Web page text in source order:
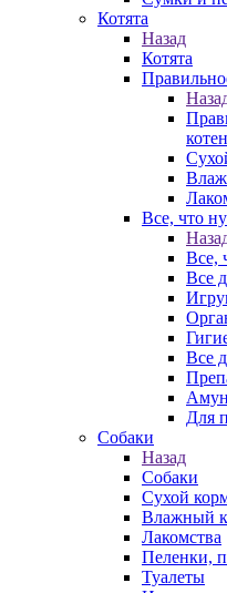
Котята
Назад
Котята
Все, что
Все,
Все
Все
Для
Собаки
Назад
Собаки
Сухой
Влажный
Лакомства
Пеленки,
Туалеты